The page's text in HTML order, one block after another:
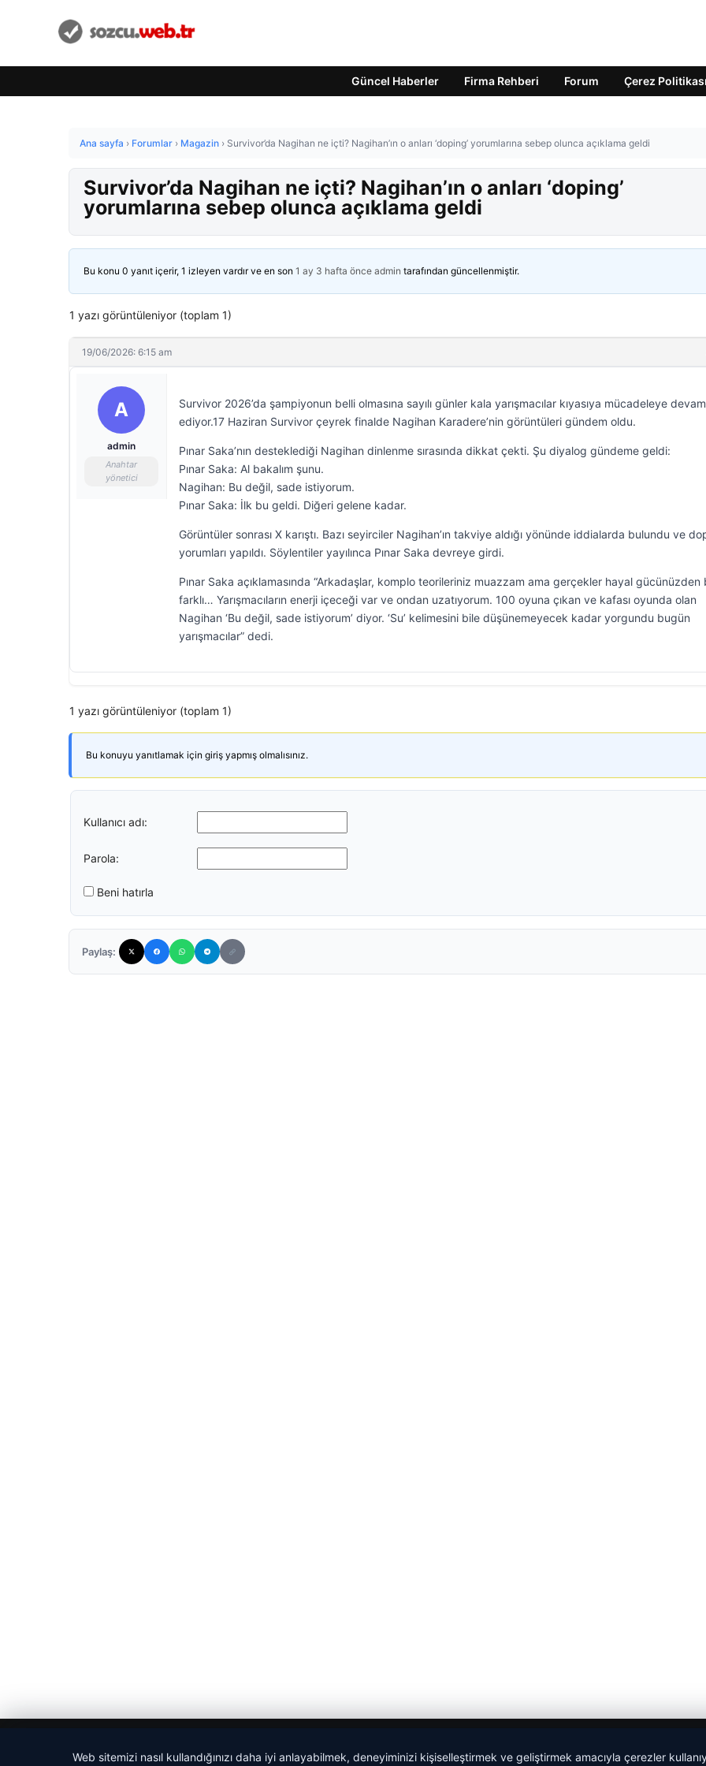
Güncel Haberler Firma Rehberi Forum Çerez Politikası
Ana sayfa › Forumlar › Magazin › Survivor’da Nagihan ne içti? Nagihan’ın o anları ‘doping’ yorumlarına sebep olunca açıklama geldi
Survivor’da Nagihan ne içti? Nagihan’ın o anları ‘doping’
yorumlarına sebep olunca açıklama geldi
Bu konu 0 yanıt içerir, 1 izleyen vardır ve en son 1 ay 3 hafta önce admin tarafından güncellenmiştir.
1 yazı görüntüleniyor (toplam 1)
19/06/2026: 6:15 am
A
admin
Anahtar
yönetici
Survivor 2026’da şampiyonun belli olmasına sayılı günler kala yarışmacılar kıyasıya mücadeleye devam
ediyor.17 Haziran Survivor çeyrek finalde Nagihan Karadere’nin görüntüleri gündem oldu.
Pınar Saka’nın desteklediği Nagihan dinlenme sırasında dikkat çekti. Şu diyalog gündeme geldi:
Pınar Saka: Al bakalım şunu.
Nagihan: Bu değil, sade istiyorum.
Pınar Saka: İlk bu geldi. Diğeri gelene kadar.
Görüntüler sonrası X karıştı. Bazı seyirciler Nagihan’ın takviye aldığı yönünde iddialarda bulundu ve
yorumları yapıldı. Söylentiler yayılınca Pınar Saka devreye girdi.
Pınar Saka açıklamasında “Arkadaşlar, komplo teorileriniz muazzam ama gerçekler hayal gücünüzden
farklı… Yarışmacıların enerji içeceği var ve ondan uzatıyorum. 100 oyuna çıkan ve kafası oyunda olan
Nagihan ‘Bu değil, sade istiyorum’ diyor. ‘Su’ kelimesini bile düşünemeyecek kadar yorgundu bugün
yarışmacılar” dedi.
1 yazı görüntüleniyor (toplam 1)
Bu konuyu yanıtlamak için giriş yapmış olmalısınız.
Kullanıcı adı:
Parola:
Beni hatırla
Paylaş:
Web sitemizi nasıl kullandığınızı daha iyi anlayabilmek, deneyiminizi kişiselleştirmek ve geliştirmek amacıyla çerezler